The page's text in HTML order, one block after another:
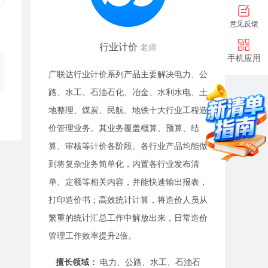
行业计价 老师
广联达行业计价系列产品主要解决电力、公
路、水工、石油石化、冶金、水利水电、土
地整理、煤炭、民航、地铁十大行业工程造
价管理业务。其业务覆盖概算、预算、结
算、审核等计价各阶段。各行业产品均能做
到将复杂业务简单化，内置各行业发布清
单、定额等相关内容，并能快速输出报表，
打印造价书；高效统计计算，将造价人员从
繁重的统计汇总工作中解放出来，日常造价
管理工作效率提升2倍。
擅长领域： 电力、公路、水工、石油石
意见反馈
手机应用